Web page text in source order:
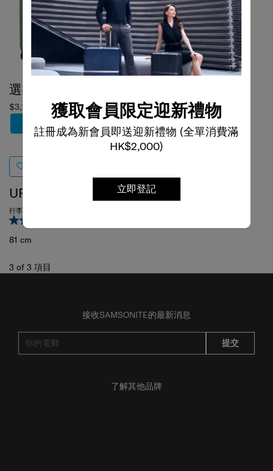
獲取會員限定迎新禮物
註冊成為新會員即送迎新禮物 (全單消費滿
HK$2,000)
立即登記
選擇顏色
$3,180
加到購物車
UPSCAPE
行李箱 81厘米/30吋 (可擴充)
81 cm
3 of 3 項目
接收SAMSONITE的最新消息
提交
了解其他品牌